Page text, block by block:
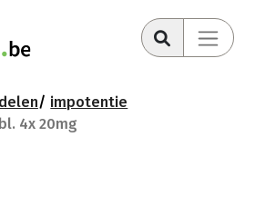
impotentie
4x 20mg